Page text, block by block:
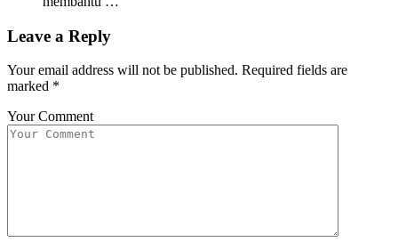
Leave a Reply
Your email address will not be published. Required fields are
marked *
Your Comment